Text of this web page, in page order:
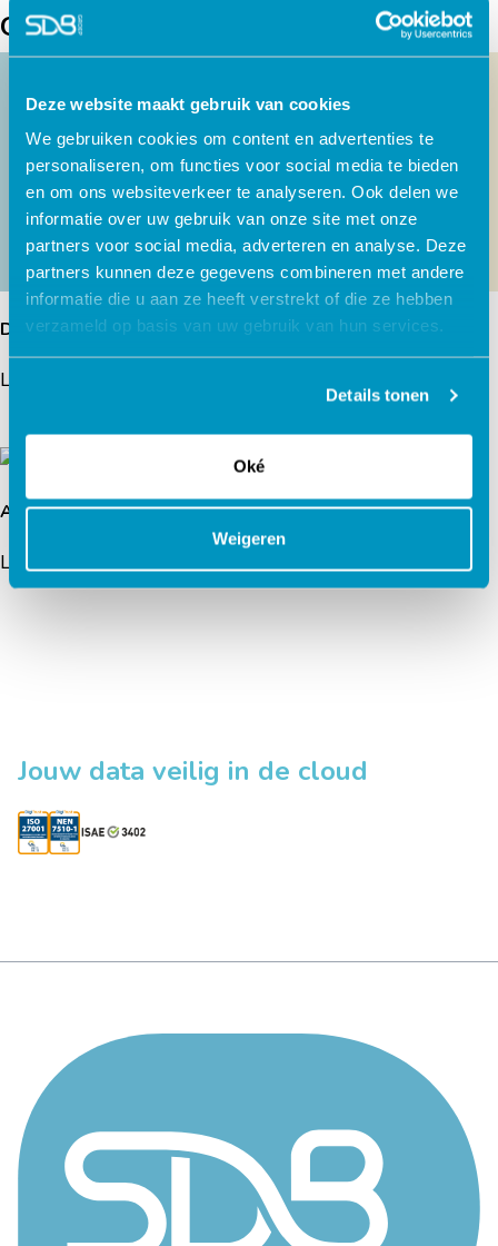
Deze website maakt gebruik van cookies
We gebruiken cookies om content en advertenties te
personaliseren, om functies voor social media te bieden
en om ons websiteverkeer te analyseren. Ook delen we
informatie over uw gebruik van onze site met onze
partners voor social media, adverteren en analyse. Deze
partners kunnen deze gegevens combineren met andere
informatie die u aan ze heeft verstrekt of die ze hebben
verzameld op basis van uw gebruik van hun services.
Details tonen
Oké
Weigeren
Gerelateerde producten
De mensen om mij heen
Lees verder
Schematherapie
Angst
Lees verder
Dappere Kat
Jouw data veilig in de cloud